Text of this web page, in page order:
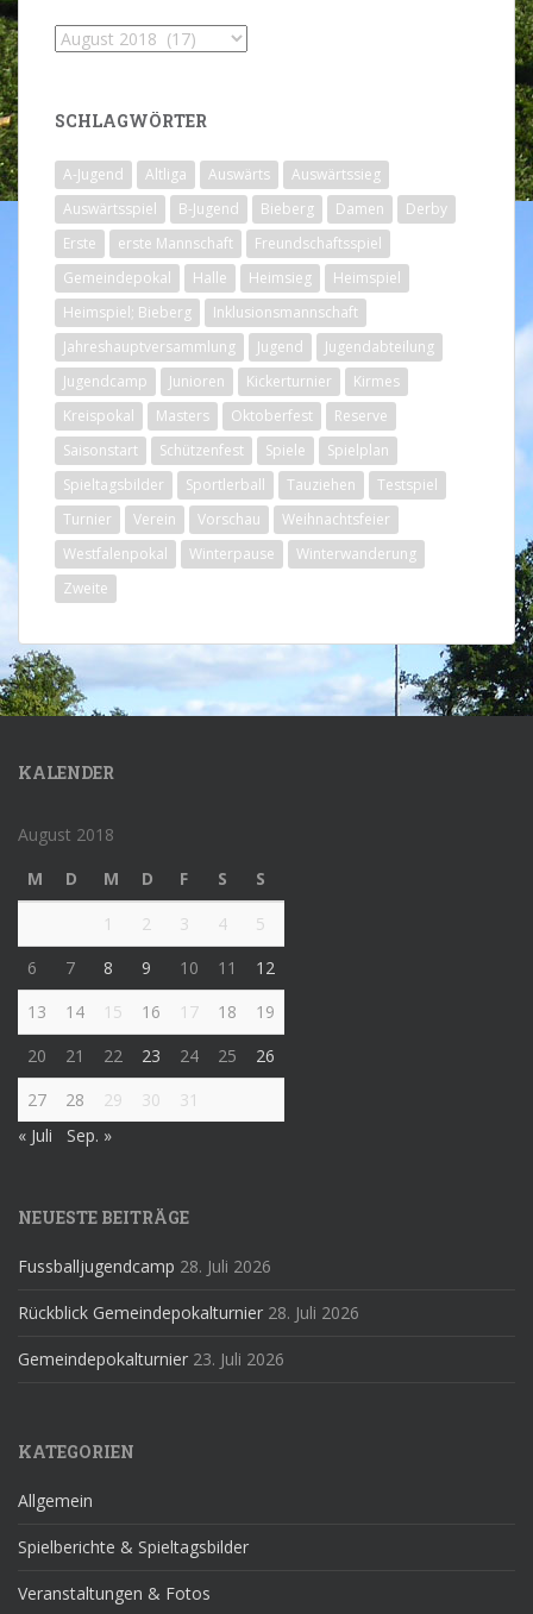
Archiv
SCHLAGWÖRTER
A-Jugend Altliga Auswärts
Auswärtssieg
Auswärtsspiel
B-Jugend Bieberg Damen
Derby
Erste
erste Mannschaft
Freundschaftsspiel
Gemeindepokal
Halle Heimsieg
Heimspiel
Heimspiel; Bieberg
Inklusionsmannschaft
Jahreshauptversammlung
Jugend
Jugendabteilung
Jugendcamp
Junioren Kickerturnier
Kirmes
Kreispokal
Masters Oktoberfest
Reserve
Saisonstart
Schützenfest Spiele
Spielplan
Spieltagsbilder
Sportlerball Tauziehen
Testspiel
Turnier
Verein Vorschau
Weihnachtsfeier
Westfalenpokal
Winterpause
Winterwanderung
Zweite
KALENDER
August 2018
M
D M D F S
S
1
2 3 4
5
6
7 8 9 10 11
12
13
14 15 16 17 18
19
20
21 22 23 24 25
26
27
28 29 30
31
« Juli
Sep. »
NEUESTE BEITRÄGE
Fussballjugendcamp 28. Juli 2026
Rückblick Gemeindepokalturnier 28. Juli 2026
Gemeindepokalturnier 23. Juli 2026
KATEGORIEN
Allgemein
Spielberichte & Spieltagsbilder
Veranstaltungen & Fotos